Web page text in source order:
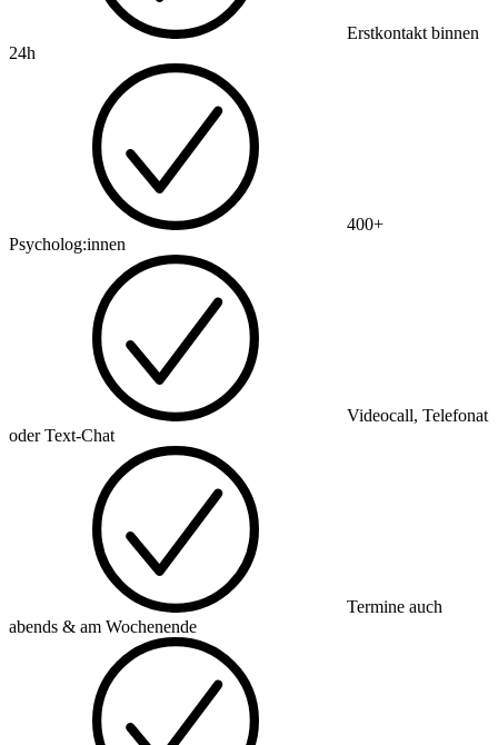
Erstkontakt binnen
24h
400+
Psycholog:innen
Videocall, Telefonat
oder Text-Chat
Termine auch
abends & am Wochenende